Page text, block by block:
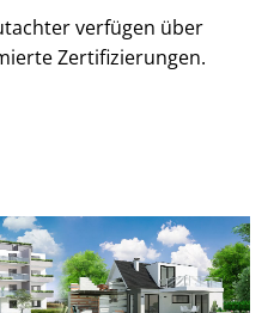
verfügen über
Zer­ti­fi­zie­run­gen.